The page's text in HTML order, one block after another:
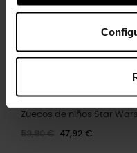
Zuecos de niños Star
59,90 € 47,92 €